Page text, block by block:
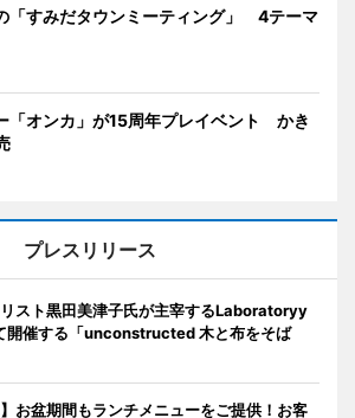
「すみだタウンミーティング」 4テーマ
「オンカ」が15周年プレイベント かき
プレスリリース
スト黒田美津子氏が主宰するLaboratoryy
開催する「unconstructed 木と布をそば
】お盆期間もランチメニューをご提供！お客